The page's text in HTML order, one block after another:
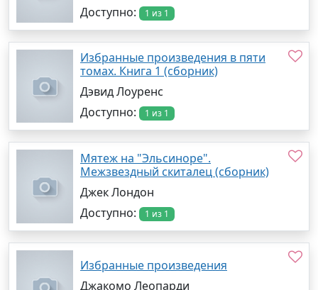
Доступно:
1 из 1
Избранные произведения в пяти
томах. Книга 1 (сборник)
Дэвид Лоуренс
Доступно:
1 из 1
Мятеж на "Эльсиноре".
Межзвездный скиталец (сборник)
Джек Лондон
Доступно:
1 из 1
Избранные произведения
Джакомо Леопарди